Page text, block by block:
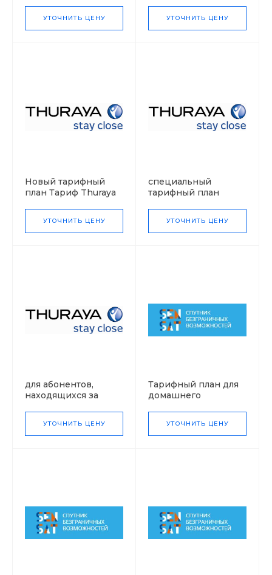
УТОЧНИТЬ ЦЕНУ УТОЧНИТЬ ЦЕНУ
Новый тарифный
план Тариф Thuraya
УТОЧНИТЬ ЦЕНУ
специальный
тарифный план
УТОЧНИТЬ ЦЕНУ
для абонентов,
находящихся за
тарифы Thuraya
УТОЧНИТЬ ЦЕНУ
Тарифный план для
домашнего
УТОЧНИТЬ ЦЕНУ